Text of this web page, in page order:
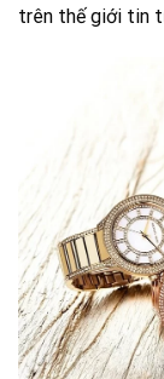
trên thế giới tin